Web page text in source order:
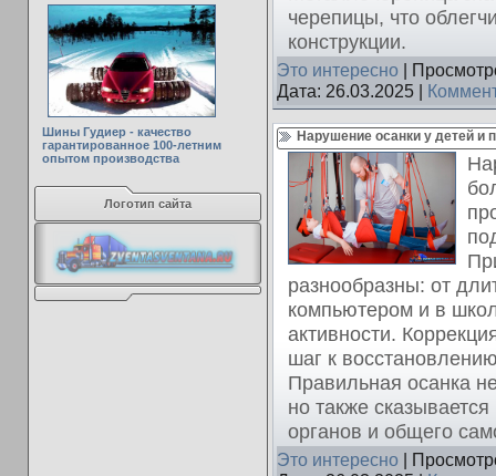
Шины Гудиер - качество
гарантированное 100-летним
опытом производства
Логотип сайта
черепицы, что
конструкции.
Это интересно|
Дата: 26.03.2025|
Нарушение осанки у детей и
разнообразны: от
компьютером и в
активности.
шаг к
Правильная осанка
но также
органов и общего
Это интересно|